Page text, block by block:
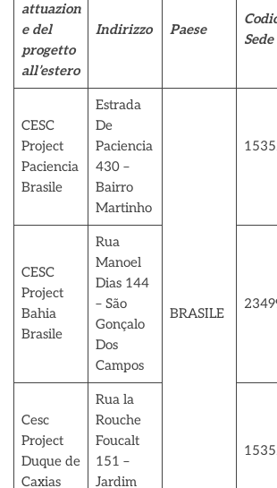
attuazion
e del
progetto
all’estero
Indirizzo Paese
Sede
CESC
Project
Paciencia
Brasile
Estrada
De
Paciencia
430 –
Bairro
Martinho
BRASILE
CESC
Project
Bahia
Brasile
Rua
Manoel
Dias 144
– São
Gonçalo
Dos
Campos
Cesc
Project
Duque de
Caxias
Rua la
Rouche
Foucalt
151 –
Jardim